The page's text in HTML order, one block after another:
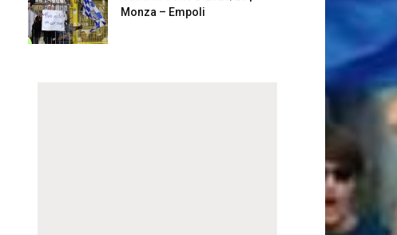
Monza – Empoli